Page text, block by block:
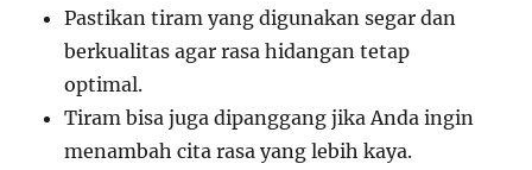
Pastikan tiram yang digunakan segar dan
berkualitas agar rasa hidangan tetap
optimal.
Tiram bisa juga dipanggang jika Anda ingin
menambah cita rasa yang lebih kaya.